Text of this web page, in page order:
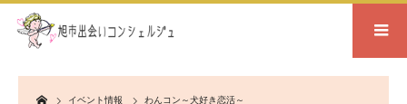
Home
イベント情報 わんコン～犬好き恋活～